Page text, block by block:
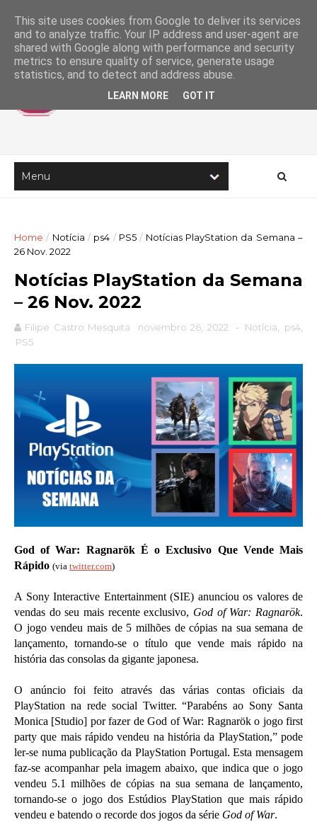
Home / Notícia / ps4 / PS5 / Notícias PlayStation da Semana –
26 Nov. 2022
Notícias PlayStation da Semana
– 26 Nov. 2022
Filipe Castro Mesquita novembro 26, 2022 - Notícia ps4
PS5
God of War: Ragnarök É o Exclusivo Que Vende Mais
Rápido (via twitter.com)
A Sony Interactive Entertainment (SIE) anunciou os valores de
vendas do seu mais recente exclusivo, God of War: Ragnarök.
O jogo vendeu mais de 5 milhões de cópias na sua semana de
lançamento, tornando-se o título que vende mais rápido na
história das consolas da gigante japonesa.
O anúncio foi feito através das várias contas oficiais da
PlayStation na rede social Twitter. “Parabéns ao Sony Santa
Monica [Studio] por fazer de God of War: Ragnarök o jogo first
party que mais rápido vendeu na história da PlayStation,” pode
ler-se numa publicação da PlayStation Portugal. Esta mensagem
faz-se acompanhar pela imagem abaixo, que indica que o jogo
vendeu 5.1 milhões de cópias na sua semana de lançamento,
tornando-se o jogo dos Estúdios PlayStation que mais rápido
vendeu e batendo o recorde dos jogos da série God of War.
This site uses cookies from Google to deliver its services
and to analyze traffic. Your IP address and user-agent are
shared with Google along with performance and security
metrics to ensure quality of service, generate usage
statistics, and to detect and address abuse.
LEARN MORE GOT IT